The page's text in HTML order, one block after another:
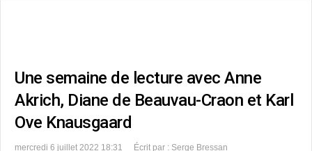
Une semaine de lecture avec Anne
Akrich, Diane de Beauvau-Craon et Karl
Ove Knausgaard
mercredi 6 juillet 2022 18:31 Écrit par : Serge Bressan